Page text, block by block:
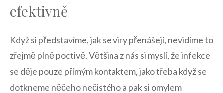
efektivně
Když si představíme, jak se viry přenášejí, nevidíme to
zřejmě plně poctivě.⁢ Většina z⁢ nás si ​myslí, že infekce
se děje pouze‌ přímým kontaktem, jako třeba⁤ když se
⁣dotkneme něčeho nečistého a pak si omylem